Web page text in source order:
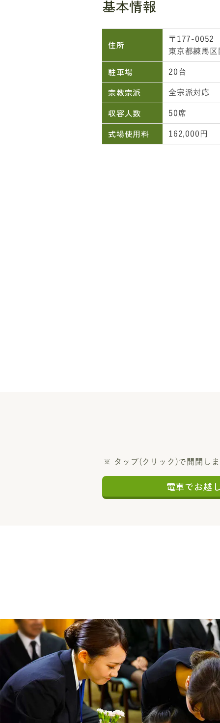
基本情報
住所
〒177-0052
東京都練馬
駐車場 20台
宗教宗派 全宗派対応
収容人数 50席
式場使用料 162,000円
タップ(クリック)で開閉し
電車でお越